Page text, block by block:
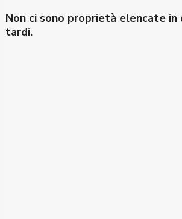
Non ci sono proprietà elencate
tardi.